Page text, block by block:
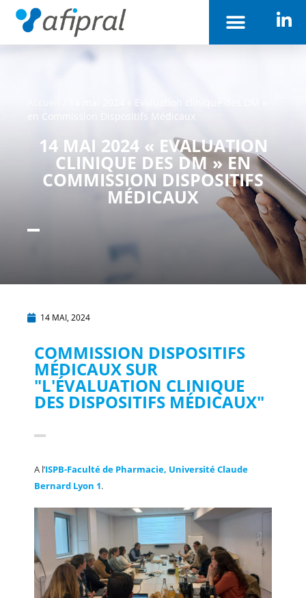
14 mai 2024 « Evaluation clinique des DM »
en Commission Dispositifs Médicaux
14 MAI 2024 « EVALUATION
CLINIQUE DES DM » EN
COMMISSION DISPOSITIFS
MÉDICAUX
14 MAI, 2024
COMMISSION DISPOSITIFS
MÉDICAUX SUR
"L'ÉVALUATION CLINIQUE
DES DISPOSITIFS MÉDICAUX"
A l’ISPB-Faculté de Pharmacie, Université Claude
Bernard Lyon 1.